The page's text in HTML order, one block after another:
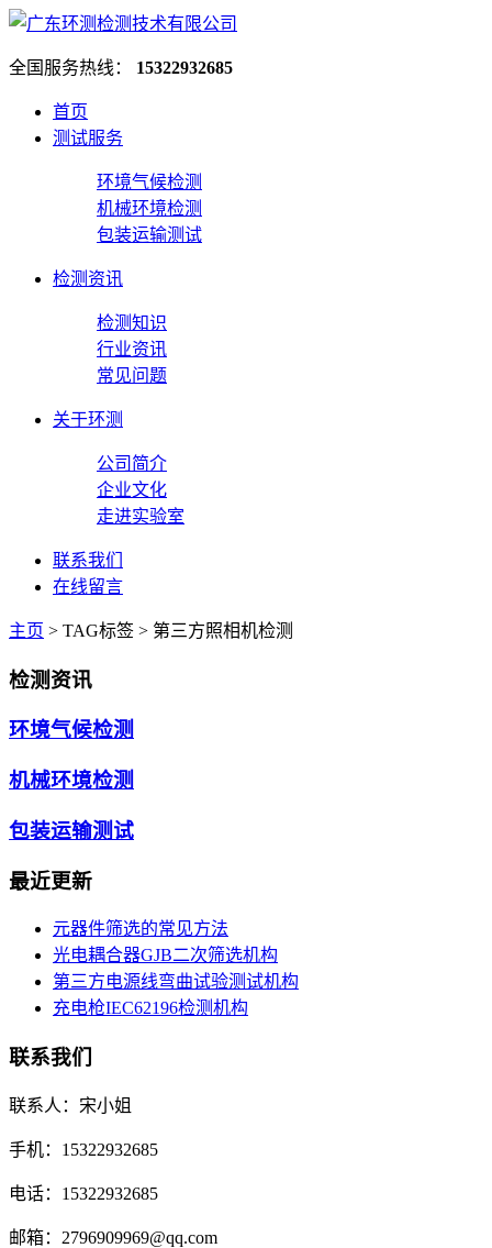
全国服务热线： 15322932685
首页
测试服务
环境气候检测
机械环境检测
包装运输测试
检测资讯
检测知识
行业资讯
常见问题
关于环测
公司简介
企业文化
走进实验室
联系我们
在线留言
主页 > TAG标签 > 第三方照相机检测
检测资讯
环境气候检测
机械环境检测
包装运输测试
最近更新
元器件筛选的常见方法
光电耦合器GJB二次筛选机构
第三方电源线弯曲试验测试机构
充电枪IEC62196检测机构
联系我们
联系人：宋小姐
手机：15322932685
电话：15322932685
邮箱：2796909969@qq.com